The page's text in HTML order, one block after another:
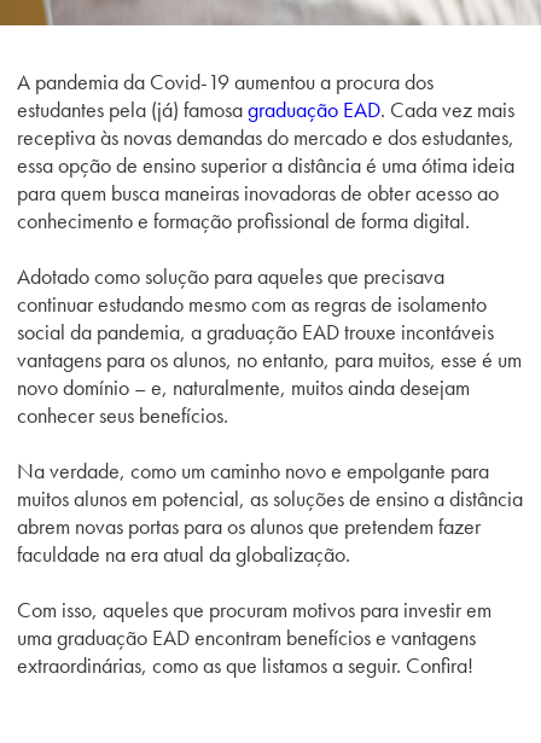
A pandemia da Covid-19 aumentou a procura dos
estudantes pela (já) famosagraduação EAD. Cada vez mais
receptivaàs novas demandas do mercado e dos estudantes,
essa opção de ensino superior a distância é uma ótima ideia
para quem busca maneiras inovadoras de obter acesso ao
conhecimento e formação profissional de forma digital.
Adotado como solução para aqueles que precisava
continuar estudando mesmo com as regras de isolamento
social da pandemia, a graduação EAD trouxe incontáveis
vantagens para os alunos, no entanto, para muitos, esse é um
novo domínio – e, naturalmente, muitos ainda desejam
conhecer seus benefícios.
Na verdade, como um caminho novo e empolgante para
muitos alunos em potencial, as soluções de ensino a distância
abrem novas portas para os alunos que pretendem fazer
faculdade na era atual da globalização.
Com isso, aqueles que procuram motivos para investir em
uma graduação EAD encontram benefícios e vantagens
extraordinárias, como as que listamos a seguir. Confira!